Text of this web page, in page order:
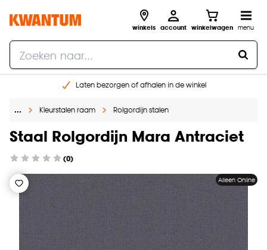
winkels account winkelwagen menu
Laten bezorgen of afhalen in de winkel
Gratis raam advies en inmeten aan huis
… Kleurstalen raam Rolgordijn stalen
Staal Rolgordijn Mara Antraciet
(0)
Alleen Online